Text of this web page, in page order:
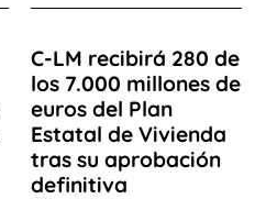
C-LM recibirá 280 de
los 7.000 millones de
euros del Plan
Estatal de Vivienda
tras su aprobación
definitiva